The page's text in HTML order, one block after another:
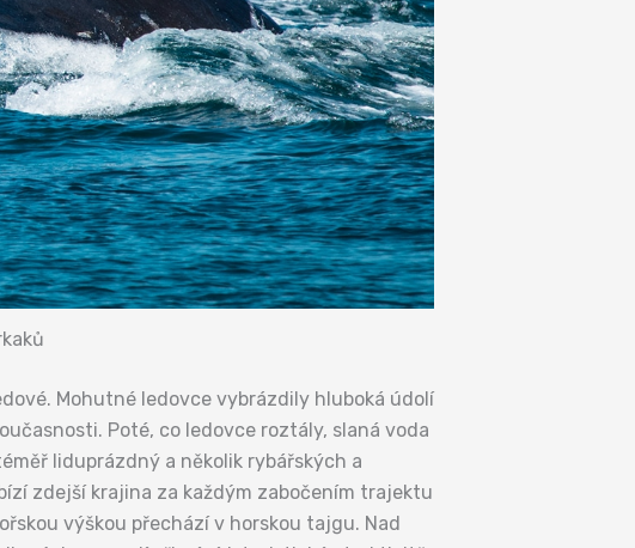
Mohutné ledovce vybrázdily hluboká údolí
Poté, co ledovce roztály, slaná voda
liduprázdný a několik rybářských a
zdejší krajina za každým zabočením trajektu
výškou přechází v horskou tajgu. Nad